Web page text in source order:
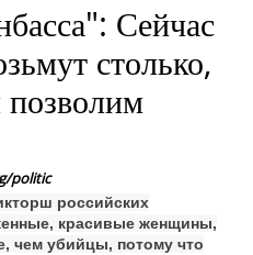
Сейчас
столько,
politic
российских
красивые женщины,
чем убийцы, потому что